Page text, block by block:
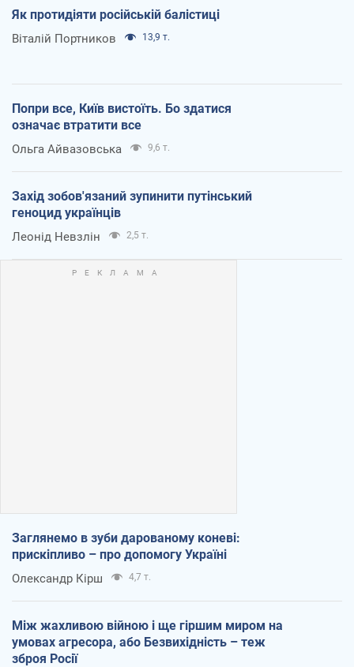
Як протидіяти російській балістиці
Віталій Портников 13,9 т.
Попри все, Київ вистоїть. Бо здатися
означає втратити все
Ольга Айвазовська 9,6 т.
Захід зобов'язаний зупинити путінський
геноцид українців
Леонід Невзлін 2,5 т.
Заглянемо в зуби дарованому коневі:
прискіпливо – про допомогу Україні
Олександр Кірш 4,7 т.
Між жахливою війною і ще гіршим миром на
умовах агресора, або Безвихідність – теж
зброя Росії